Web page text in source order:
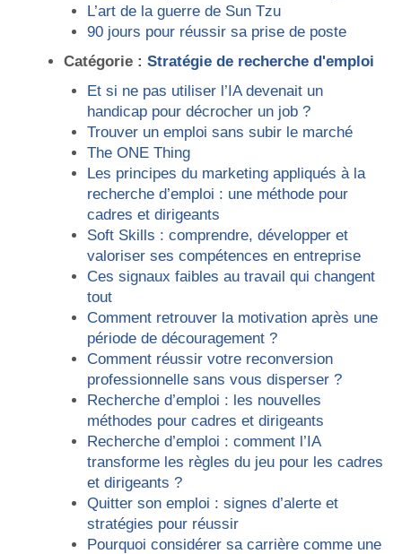
L’art de la guerre de Sun Tzu
90 jours pour réussir sa prise de poste
Catégorie : Stratégie de recherche d'emploi
Et si ne pas utiliser l’IA devenait un
handicap pour décrocher un job ?
Trouver un emploi sans subir le marché
The ONE Thing
Les principes du marketing appliqués à la
recherche d’emploi : une méthode pour
cadres et dirigeants
Soft Skills : comprendre, développer et
valoriser ses compétences en entreprise
Ces signaux faibles au travail qui changent
tout
Comment retrouver la motivation après une
période de découragement ?
Comment réussir votre reconversion
professionnelle sans vous disperser ?
Recherche d’emploi : les nouvelles
méthodes pour cadres et dirigeants
Recherche d’emploi : comment l’IA
transforme les règles du jeu pour les cadres
et dirigeants ?
Quitter son emploi : signes d’alerte et
stratégies pour réussir
Pourquoi considérer sa carrière comme une